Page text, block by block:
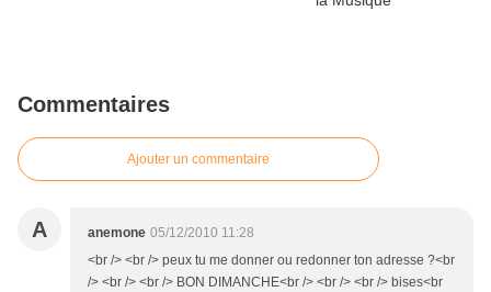
Commentaires
Ajouter un commentaire
A anemone 05/12/2010 11:28
<br /> <br /> peux tu me donner ou redonner ton adresse ?<br
/> <br /> <br /> BON DIMANCHE<br /> <br /> <br /> bises<br